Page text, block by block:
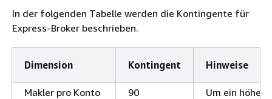
In der folgenden Tabelle werden die Kontingente für
Express-Broker beschrieben.
Dimension Kontingent Hinweise
Makler pro Konto 90
Um ein